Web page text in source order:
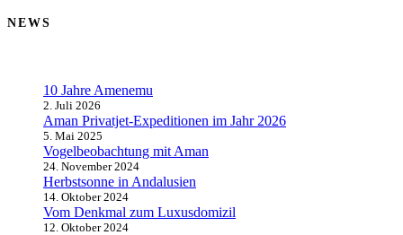
NEWS
10 Jahre Amenemu
2. Juli 2026
Aman Privatjet-Expeditionen im Jahr 2026
5. Mai 2025
Vogelbeobachtung mit Aman
24. November 2024
Herbstsonne in Andalusien
14. Oktober 2024
Vom Denkmal zum Luxusdomizil
12. Oktober 2024